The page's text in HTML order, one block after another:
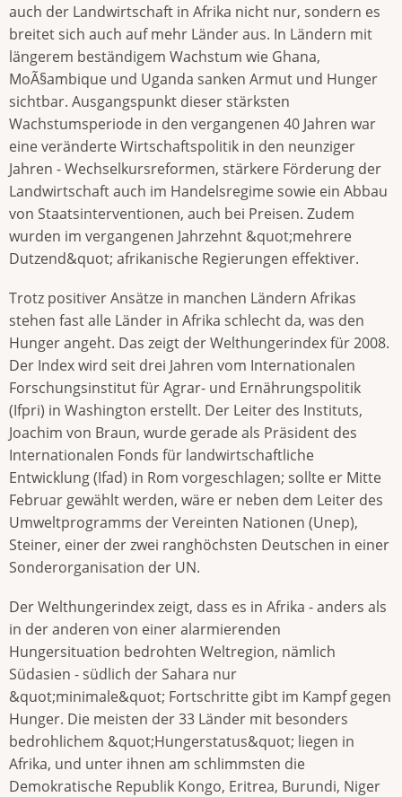
auch der Landwirtschaft in Afrika nicht nur, sondern es
breitet sich auch auf mehr Länder aus. In Ländern mit
längerem beständigem Wachstum wie Ghana,
MoÃ§ambique und Uganda sanken Armut und Hunger
sichtbar. Ausgangspunkt dieser stärksten
Wachstumsperiode in den vergangenen 40 Jahren war
eine veränderte Wirtschaftspolitik in den neunziger
Jahren - Wechselkursreformen, stärkere Förderung der
Landwirtschaft auch im Handelsregime sowie ein Abbau
von Staatsinterventionen, auch bei Preisen. Zudem
wurden im vergangenen Jahrzehnt &quot;mehrere
Dutzend&quot; afrikanische Regierungen effektiver.
Trotz positiver Ansätze in manchen Ländern Afrikas
stehen fast alle Länder in Afrika schlecht da, was den
Hunger angeht. Das zeigt der Welthungerindex für 2008.
Der Index wird seit drei Jahren vom Internationalen
Forschungsinstitut für Agrar- und Ernährungspolitik
(Ifpri) in Washington erstellt. Der Leiter des Instituts,
Joachim von Braun, wurde gerade als Präsident des
Internationalen Fonds für landwirtschaftliche
Entwicklung (Ifad) in Rom vorgeschlagen; sollte er Mitte
Februar gewählt werden, wäre er neben dem Leiter des
Umweltprogramms der Vereinten Nationen (Unep),
Steiner, einer der zwei ranghöchsten Deutschen in einer
Sonderorganisation der UN.
Der Welthungerindex zeigt, dass es in Afrika - anders als
in der anderen von einer alarmierenden
Hungersituation bedrohten Weltregion, nämlich
Südasien - südlich der Sahara nur
&quot;minimale&quot; Fortschritte gibt im Kampf gegen
Hunger. Die meisten der 33 Länder mit besonders
bedrohlichem &quot;Hungerstatus&quot; liegen in
Afrika, und unter ihnen am schlimmsten die
Demokratische Republik Kongo, Eritrea, Burundi, Niger